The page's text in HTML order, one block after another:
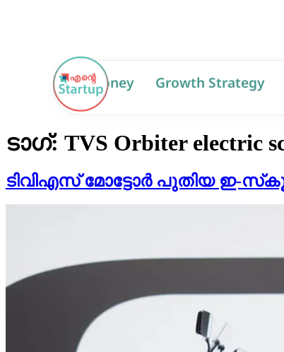
AI Money Growth Strategy
ടാഗ്: TVS Orbiter electric
ടിവിഎസ് മോട്ടോർ പുതിയ ഇ-